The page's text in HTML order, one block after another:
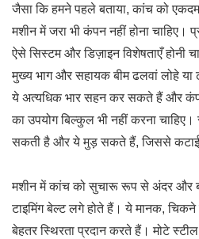
जैसा कि हमने पहले बताया, कांच को
मशीन में जरा भी कंपन नहीं होना चाहिए।
ऐसे सिस्टम और डिज़ाइन विशेषताएँ होनी
मुख्य भाग और सहायक बीम ढलवां लोहे या
ये अत्यधिक भार सहन कर सकते हैं और
का उपयोग बिल्कुल भी नहीं करना
सकती है और ये मुड़ सकते हैं, जिससे
मशीन में कांच को सुचारू रूप से अंदर और
टाइमिंग बेल्ट लगे होते हैं। ये मानक, चिकने
बेहतर स्थिरता प्रदान करते हैं। मोटे